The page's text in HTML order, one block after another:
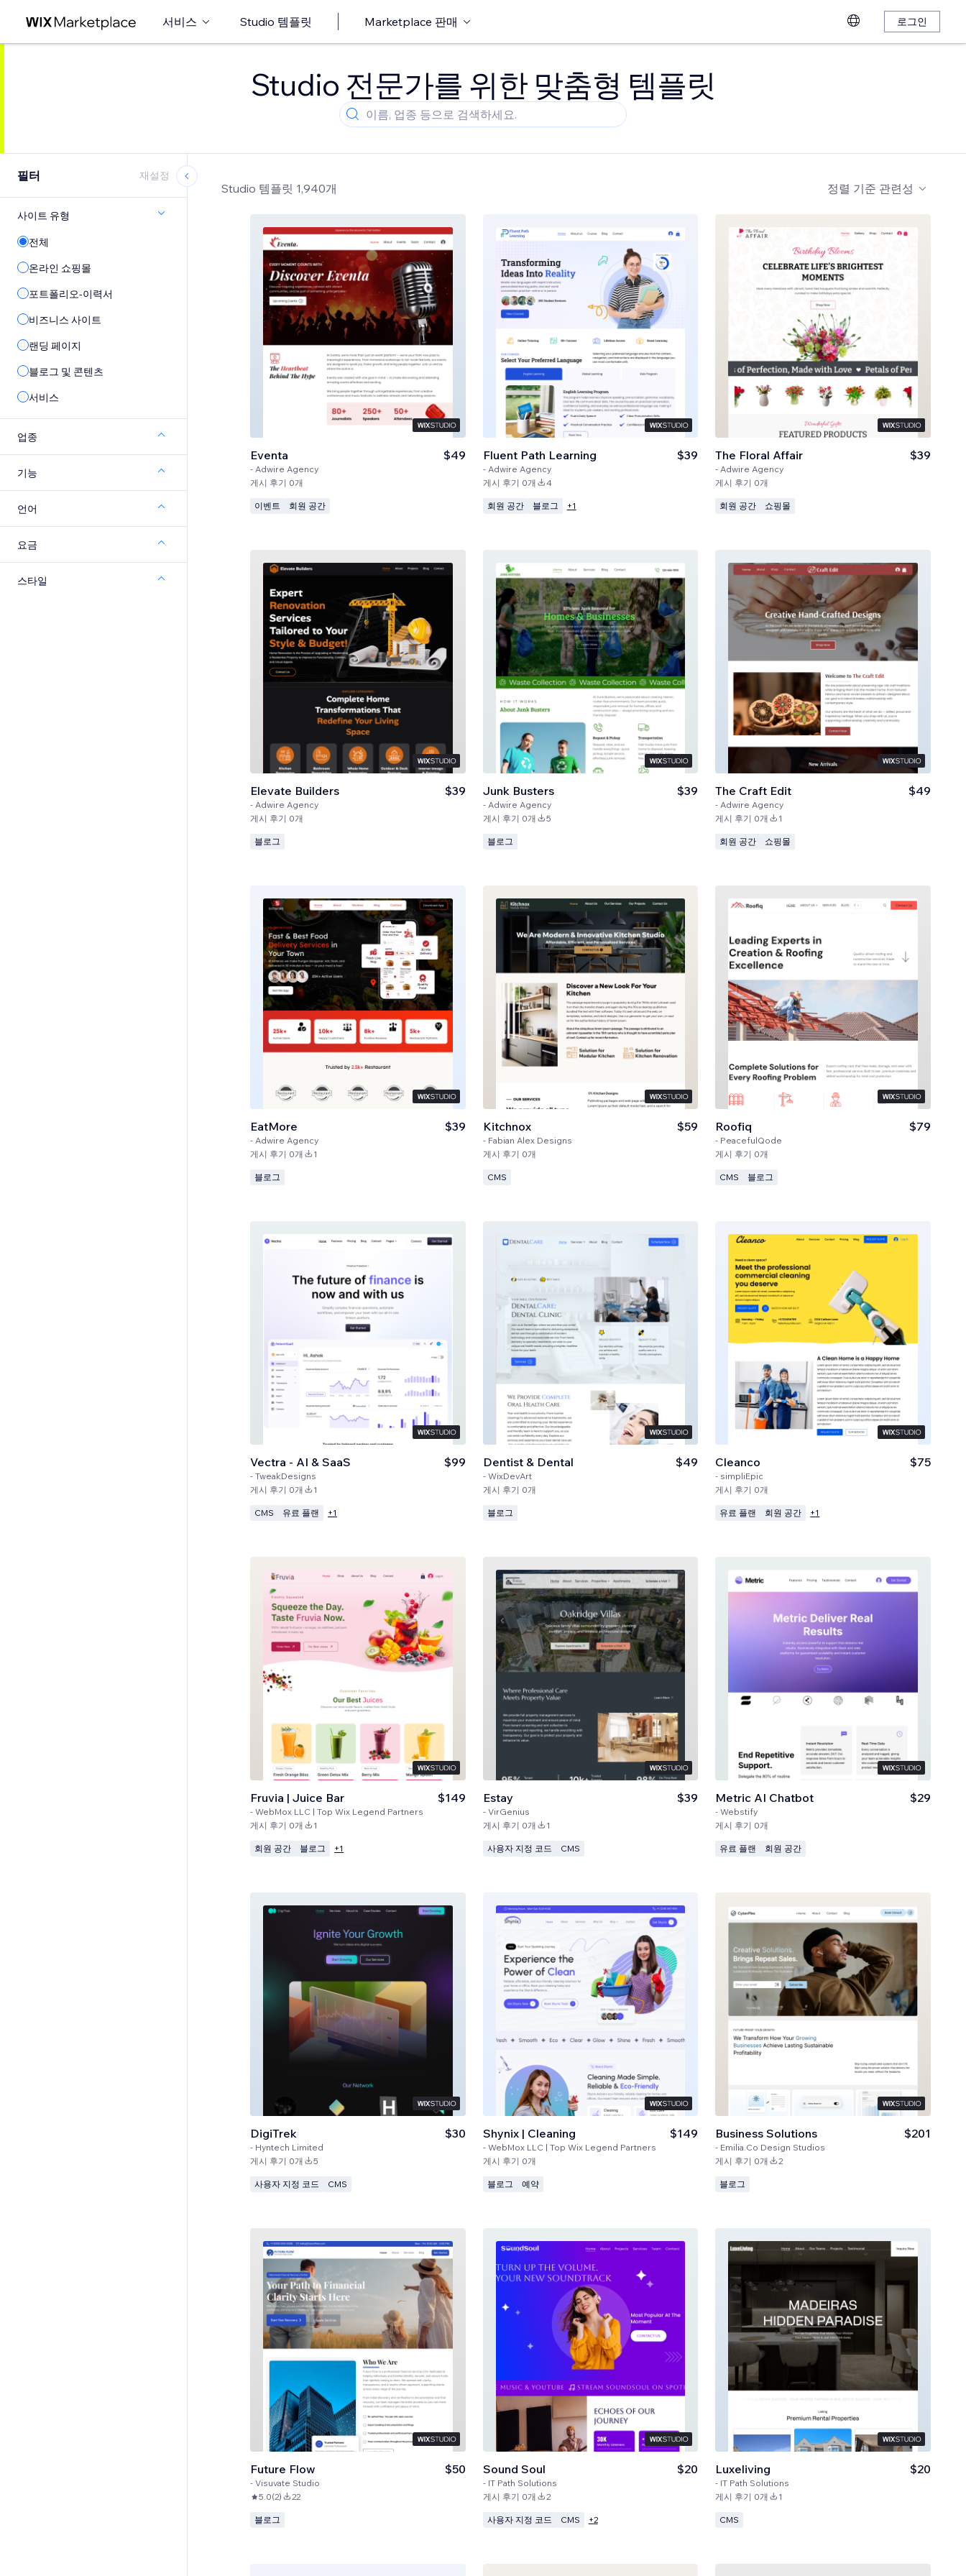
서비스 Studio 템플릿 Marketplace 판매 로그인
Studio 전문가를 위한 맞춤형 템플릿
필터 재설정
사이트 유형
전체
온라인 쇼핑몰
포트폴리오-이력서
비즈니스 사이트
랜딩 페이지
블로그 및 콘텐츠
서비스
업종
기능
언어
요금
스타일
Studio 템플릿 1,940개 정렬 기준 관련성
Eventa
- Adwire Agency
$49
게시 후기 0개
이벤트 회원 공간
Fluent Path Learning
- Adwire Agency
$39
게시 후기 0개 4
회원 공간 블로그 +1
The Floral Affair
- Adwire Agency
$39
게시 후기 0개
회원 공간 쇼핑몰
Elevate Builders
- Adwire Agency
$39
게시 후기 0개
블로그
Junk Busters
- Adwire Agency
$39
게시 후기 0개 5
블로그
The Craft Edit
- Adwire Agency
$49
게시 후기 0개 1
회원 공간 쇼핑몰
EatMore
- Adwire Agency
$39
게시 후기 0개 1
블로그
Kitchnox
- Fabian Alex Designs
$59
게시 후기 0개
CMS
Roofiq
- PeacefulQode
$79
게시 후기 0개
CMS 블로그
Vectra - AI & SaaS
- TweakDesigns
$99
게시 후기 0개 1
CMS 유료 플랜 +1
Dentist & Dental
- WixDevArt
$49
게시 후기 0개
블로그
Cleanco
- simpliEpic
$75
게시 후기 0개
유료 플랜 회원 공간 +1
Fruvia | Juice Bar
- WebMox LLC | Top Wix Legend Partners
$149
게시 후기 0개 1
회원 공간 블로그 +1
Estay
- VirGenius
$39
게시 후기 0개 1
사용자 지정 코드 CMS
Metric AI Chatbot
- Webstify
$29
게시 후기 0개
유료 플랜 회원 공간
DigiTrek
- Hyntech Limited
$30
게시 후기 0개 5
사용자 지정 코드 CMS
Shynix | Cleaning
- WebMox LLC | Top Wix Legend Partners
$149
게시 후기 0개
블로그 예약
Business Solutions
- Emilia.Co Design Studios
$201
게시 후기 0개 2
블로그
Future Flow
- Visuvate Studio
$50
5.0(2) 22
블로그
Sound Soul
- IT Path Solutions
$20
게시 후기 0개 2
사용자 지정 코드 CMS +2
Luxeliving
- IT Path Solutions
$20
게시 후기 0개 1
CMS